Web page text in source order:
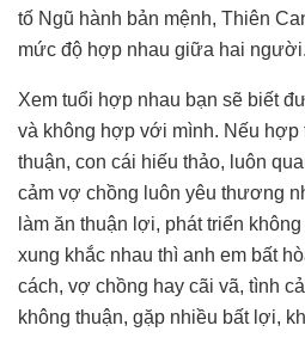
tố Ngũ hành bản mệnh, Thiên
mức độ hợp nhau giữa hai người.
Xem tuổi hợp nhau bạn sẽ biết
và không hợp với mình. Nếu hợp
thuận, con cái hiếu thảo, luôn
cảm vợ chồng luôn yêu thương
làm ăn thuận lợi, phát triển
xung khắc nhau thì anh em bất
cách, vợ chồng hay cãi vã, tình
không thuận, gặp nhiều bất lợi,